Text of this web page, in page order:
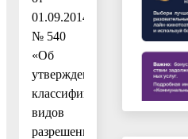
01.09.2014
№ 540
«Об
утверждении
классификатора
видов
разрешенного